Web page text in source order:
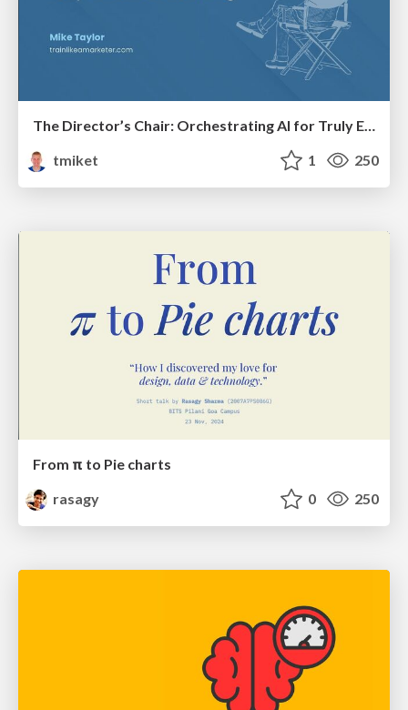
The Director’s Chair: Orchestrating AI for Truly Effective Learning
tmiket
1 250
From π to Pie charts
rasagy
0 250